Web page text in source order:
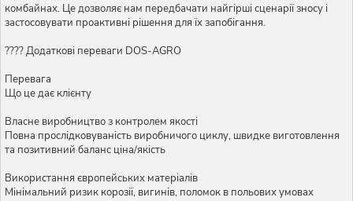
комбайнах. Це дозволяє нам передбачати найгірші сценарії зносу і
застосовувати проактивні рішення для їх запобігання.
???? Додаткові переваги DOS-AGRO
Перевага
Що це дає клієнту
Власне виробництво з контролем якості
Повна прослідковуваність виробничого циклу, швидке виготовлення
та позитивний баланс ціна/якість
Використання європейських матеріалів
Мінімальний ризик корозії, вигинів, поломок в польових умовах